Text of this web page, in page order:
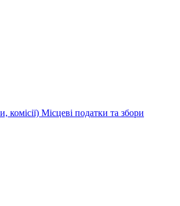
комісії) Місцеві податки та збори